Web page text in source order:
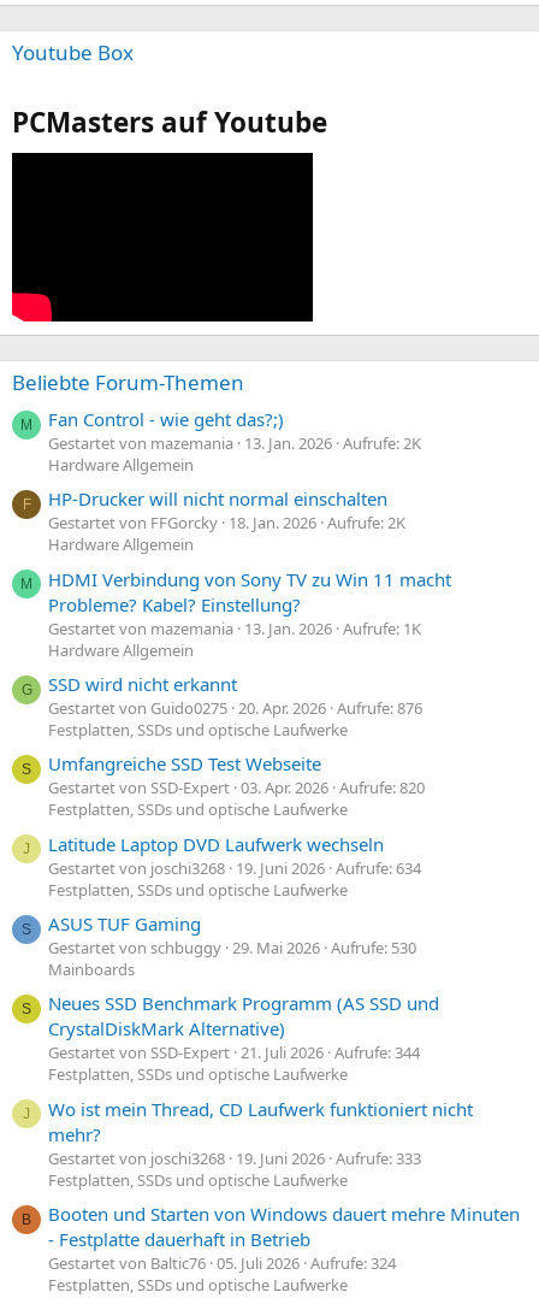
Youtube Box
PCMasters auf Youtube
Beliebte Forum-Themen
M Fan Control - wie geht das?;)
Gestartet von mazemania 13. Jan. 2026 Aufrufe: 2K
Hardware Allgemein
F HP-Drucker will nicht normal einschalten
Gestartet von FFGorcky 18. Jan. 2026 Aufrufe: 2K
Hardware Allgemein
M
HDMI Verbindung von Sony TV zu Win 11 macht
Probleme? Kabel? Einstellung?
Gestartet von mazemania 13. Jan. 2026 Aufrufe: 1K
Hardware Allgemein
G SSD wird nicht erkannt
Gestartet von Guido0275 20. Apr. 2026 Aufrufe: 876
Festplatten, SSDs und optische Laufwerke
S Umfangreiche SSD Test Webseite
Gestartet von SSD-Expert 03. Apr. 2026 Aufrufe: 820
Festplatten, SSDs und optische Laufwerke
J Latitude Laptop DVD Laufwerk wechseln
Gestartet von joschi3268 19. Juni 2026 Aufrufe: 634
Festplatten, SSDs und optische Laufwerke
S ASUS TUF Gaming
Gestartet von schbuggy 29. Mai 2026 Aufrufe: 530
Mainboards
S
Neues SSD Benchmark Programm (AS SSD und
CrystalDiskMark Alternative)
Gestartet von SSD-Expert 21. Juli 2026 Aufrufe: 344
Festplatten, SSDs und optische Laufwerke
J
Wo ist mein Thread, CD Laufwerk funktioniert nicht
mehr?
Gestartet von joschi3268 19. Juni 2026 Aufrufe: 333
Festplatten, SSDs und optische Laufwerke
B
Booten und Starten von Windows dauert mehre Minuten
- Festplatte dauerhaft in Betrieb
Gestartet von Baltic76 05. Juli 2026 Aufrufe: 324
Festplatten, SSDs und optische Laufwerke